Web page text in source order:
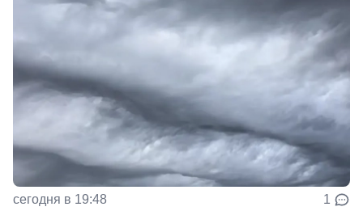
сегодня в 19:48 1